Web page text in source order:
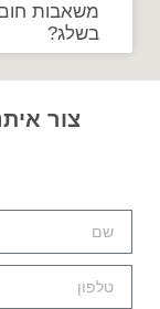
משאבות חום
בשלג?
צור